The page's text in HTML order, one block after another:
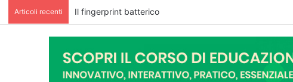
Articoli recenti Il fingerprint batterico